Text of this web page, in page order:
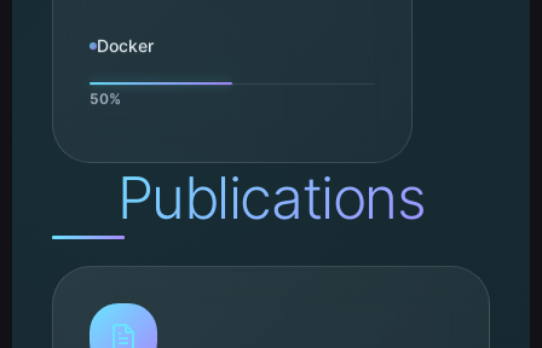
Docker
Publications